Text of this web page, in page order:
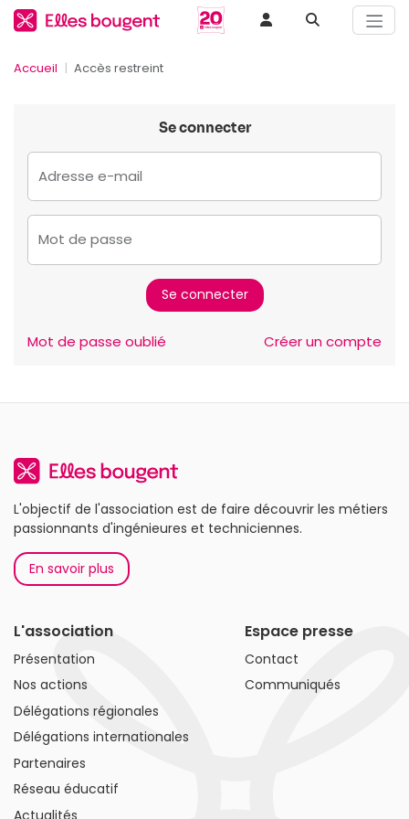
Accueil Accès restreint
Se connecter
Adresse e-mail
Mot de passe
Mot de passe oublié Créer un compte
L'objectif de l'association est de faire découvrir les métiers
passionnants d'ingénieures et techniciennes.
En savoir plus
L'association
Présentation
Nos actions
Délégations régionales
Délégations internationales
Partenaires
Réseau éducatif
Actualités
Espace presse
Contact
Communiqués